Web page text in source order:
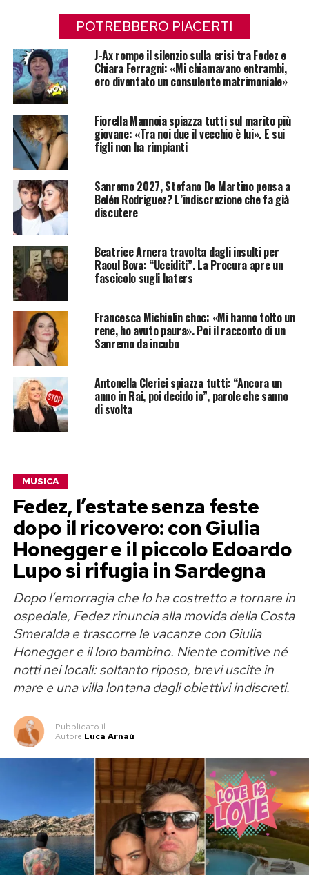
POTREBBERO PIACERTI
J-Ax rompe il silenzio sulla crisi tra Fedez e
Chiara Ferragni: «Mi chiamavano entrambi,
ero diventato un consulente matrimoniale»
Fiorella Mannoia spiazza tutti sul marito più
giovane: «Tra noi due il vecchio è lui». E sui
figli non ha rimpianti
Sanremo 2027, Stefano De Martino pensa a
Belén Rodriguez? L’indiscrezione che fa già
discutere
Beatrice Arnera travolta dagli insulti per
Raoul Bova: “Ucciditi”. La Procura apre un
fascicolo sugli haters
Francesca Michielin choc: «Mi hanno tolto un
rene, ho avuto paura». Poi il racconto di un
Sanremo da incubo
Antonella Clerici spiazza tutti: “Ancora un
anno in Rai, poi decido io”, parole che sanno
di svolta
MUSICA
Fedez, l’estate senza feste
dopo il ricovero: con Giulia
Honegger e il piccolo Edoardo
Lupo si rifugia in Sardegna
Dopo l’emorragia che lo ha costretto a tornare in
ospedale, Fedez rinuncia alla movida della Costa
Smeralda e trascorre le vacanze con Giulia
Honegger e il loro bambino. Niente comitive né
notti nei locali: soltanto riposo, brevi uscite in
mare e una villa lontana dagli obiettivi indiscreti.
Pubblicato il
Autore Luca Arnaù